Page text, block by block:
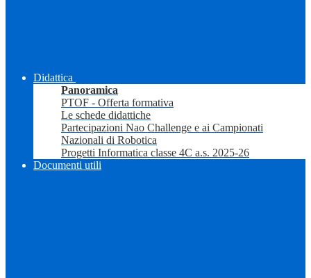
Didattica
Panoramica
PTOF - Offerta formativa
Le schede didattiche
Partecipazioni Nao Challenge e ai Campionati
Nazionali di Robotica
Progetti Informatica classe 4C a.s. 2025-26
Documenti utili